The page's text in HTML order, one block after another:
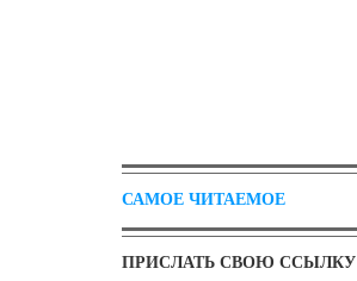
САМОЕ ЧИТАЕМОЕ
ПРИСЛАТЬ СВОЮ ССЫЛКУ